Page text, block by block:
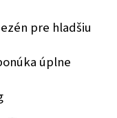
pre hladšiu
úplne